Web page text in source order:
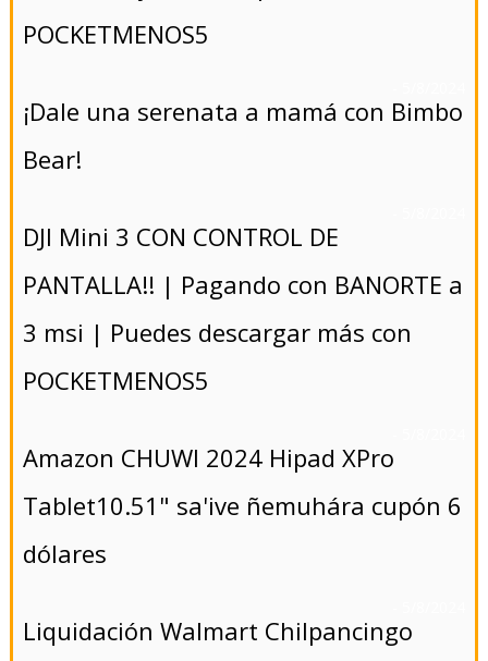
POCKETMENOS5
¡Dale una serenata a mamá con Bimbo
Bear!
DJI Mini 3 CON CONTROL DE
PANTALLA!! | Pagando con BANORTE a
3 msi | Puedes descargar más con
POCKETMENOS5
Amazon CHUWI 2024 Hipad XPro
Tablet10.51" sa'ive ñemuhára cupón 6
dólares
Liquidación Walmart Chilpancingo